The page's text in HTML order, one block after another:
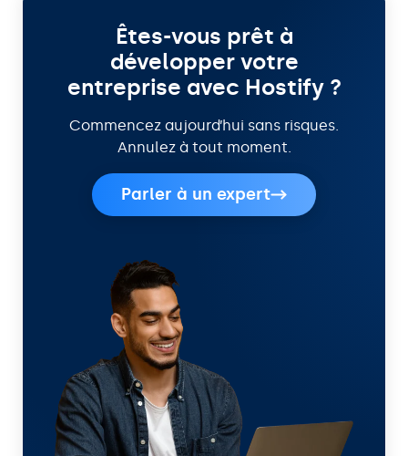
Êtes-vous prêt à
développer votre
entreprise avec Hostify ?
Commencez aujourd’hui sans risques.
Annulez à tout moment.
Parler à un expert